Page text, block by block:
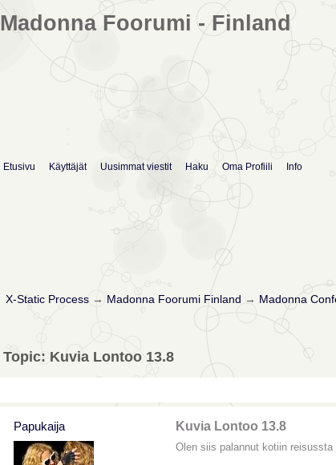
Madonna Foorumi - Finland
Etusivu Käyttäjät Uusimmat viestit Haku Oma Profiili Info
X-Static Process→ Madonna Foorumi Finland → Madonna
Topic: Kuvia Lontoo 13.8
Papukaija Kuvia Lontoo 13.8
Olen siis palannut kotiin reisussta